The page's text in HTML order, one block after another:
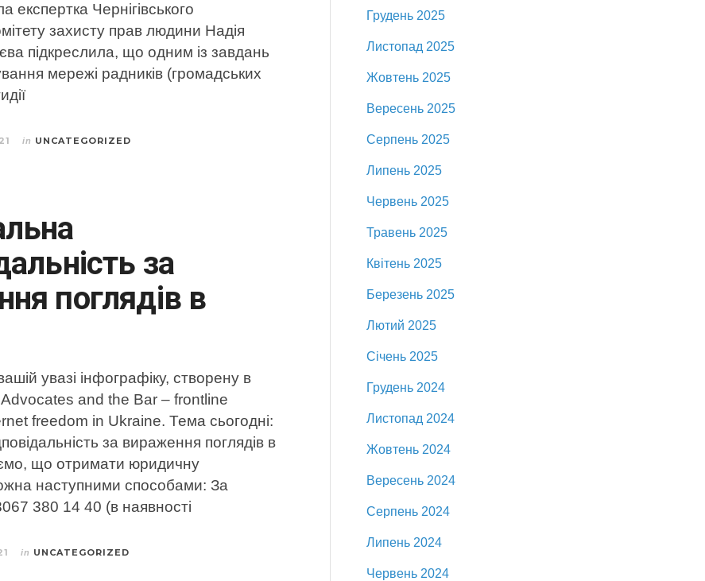
експертка Чернігівського
захисту прав людини Надія
підкреслила, що одним із завдань
мережі радників (громадських
in UNCATEGORIZED
за
поглядів в
увазі інфографіку, створену в
and the Bar – frontline
freedom in Ukraine. Тема сьогодні:
за вираження поглядів в
що отримати юридичну
наступними способами: За
380 14 40 (в наявності
in UNCATEGORIZED
Грудень 2025
Листопад 2025
Жовтень 2025
Вересень 2025
Серпень 2025
Липень 2025
Червень 2025
Травень 2025
Квітень 2025
Березень 2025
Лютий 2025
Січень 2025
Грудень 2024
Листопад 2024
Жовтень 2024
Вересень 2024
Серпень 2024
Липень 2024
Червень 2024